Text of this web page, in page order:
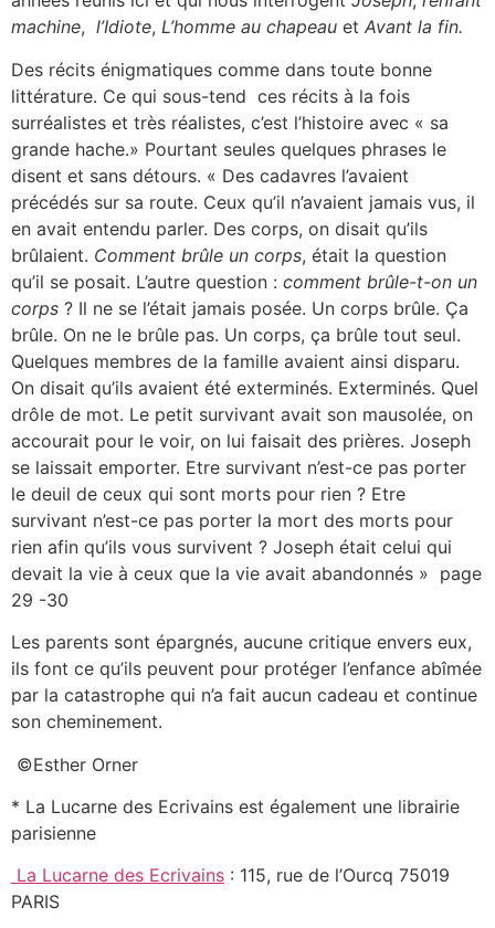
machine, l’Idiote, L’homme au chapeau et Avant la fin.
Des récits énigmatiques comme dans toute bonne
littérature. Ce qui sous-tend ces récits à la fois
surréalistes et très réalistes, c’est l’histoire avec « sa
grande hache.» Pourtant seules quelques phrases le
disent et sans détours. « Des cadavres l’avaient
précédés sur sa route. Ceux qu’il n’avaient jamais vus, il
en avait entendu parler. Des corps, on disait qu’ils
brûlaient. Comment brûle un corps, était la question
qu’il se posait. L’autre question : comment brûle-t-on un
corps ? Il ne se l’était jamais posée. Un corps brûle. Ça
brûle. On ne le brûle pas. Un corps, ça brûle tout seul.
Quelques membres de la famille avaient ainsi disparu.
On disait qu’ils avaient été exterminés. Exterminés. Quel
drôle de mot. Le petit survivant avait son mausolée, on
accourait pour le voir, on lui faisait des prières. Joseph
se laissait emporter. Etre survivant n’est-ce pas porter
le deuil de ceux qui sont morts pour rien ? Etre
survivant n’est-ce pas porter la mort des morts pour
rien afin qu’ils vous survivent ? Joseph était celui qui
devait la vie à ceux que la vie avait abandonnés » page
29 -30
Les parents sont épargnés, aucune critique envers eux,
ils font ce qu’ils peuvent pour protéger l’enfance abîmée
par la catastrophe qui n’a fait aucun cadeau et continue
son cheminement.
©Esther Orner
* La Lucarne des Ecrivains est également une librairie
parisienne
La Lucarne des Ecrivains : 115, rue de l’Ourcq 75019
PARIS